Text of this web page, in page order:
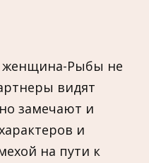
женщина-Рыбы не
видят
замечают и
и
на пути к